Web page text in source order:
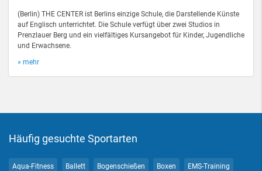
(Berlin) THE CENTER ist Berlins einzige Schule, die Darstellende Künste
auf Englisch unterrichtet. Die Schule verfügt über zwei Studios in
Prenzlauer Berg und ein vielfältiges Kursangebot für Kinder, Jugendliche
und Erwachsene.
» mehr
Häufig gesuchte Sportarten
Aqua-Fitness Ballett Bogenschießen Boxen EMS-Training